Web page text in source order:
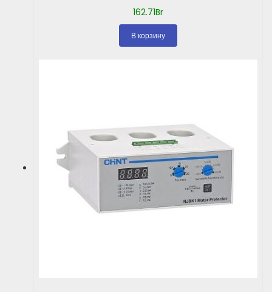
162.71Br
В корзину